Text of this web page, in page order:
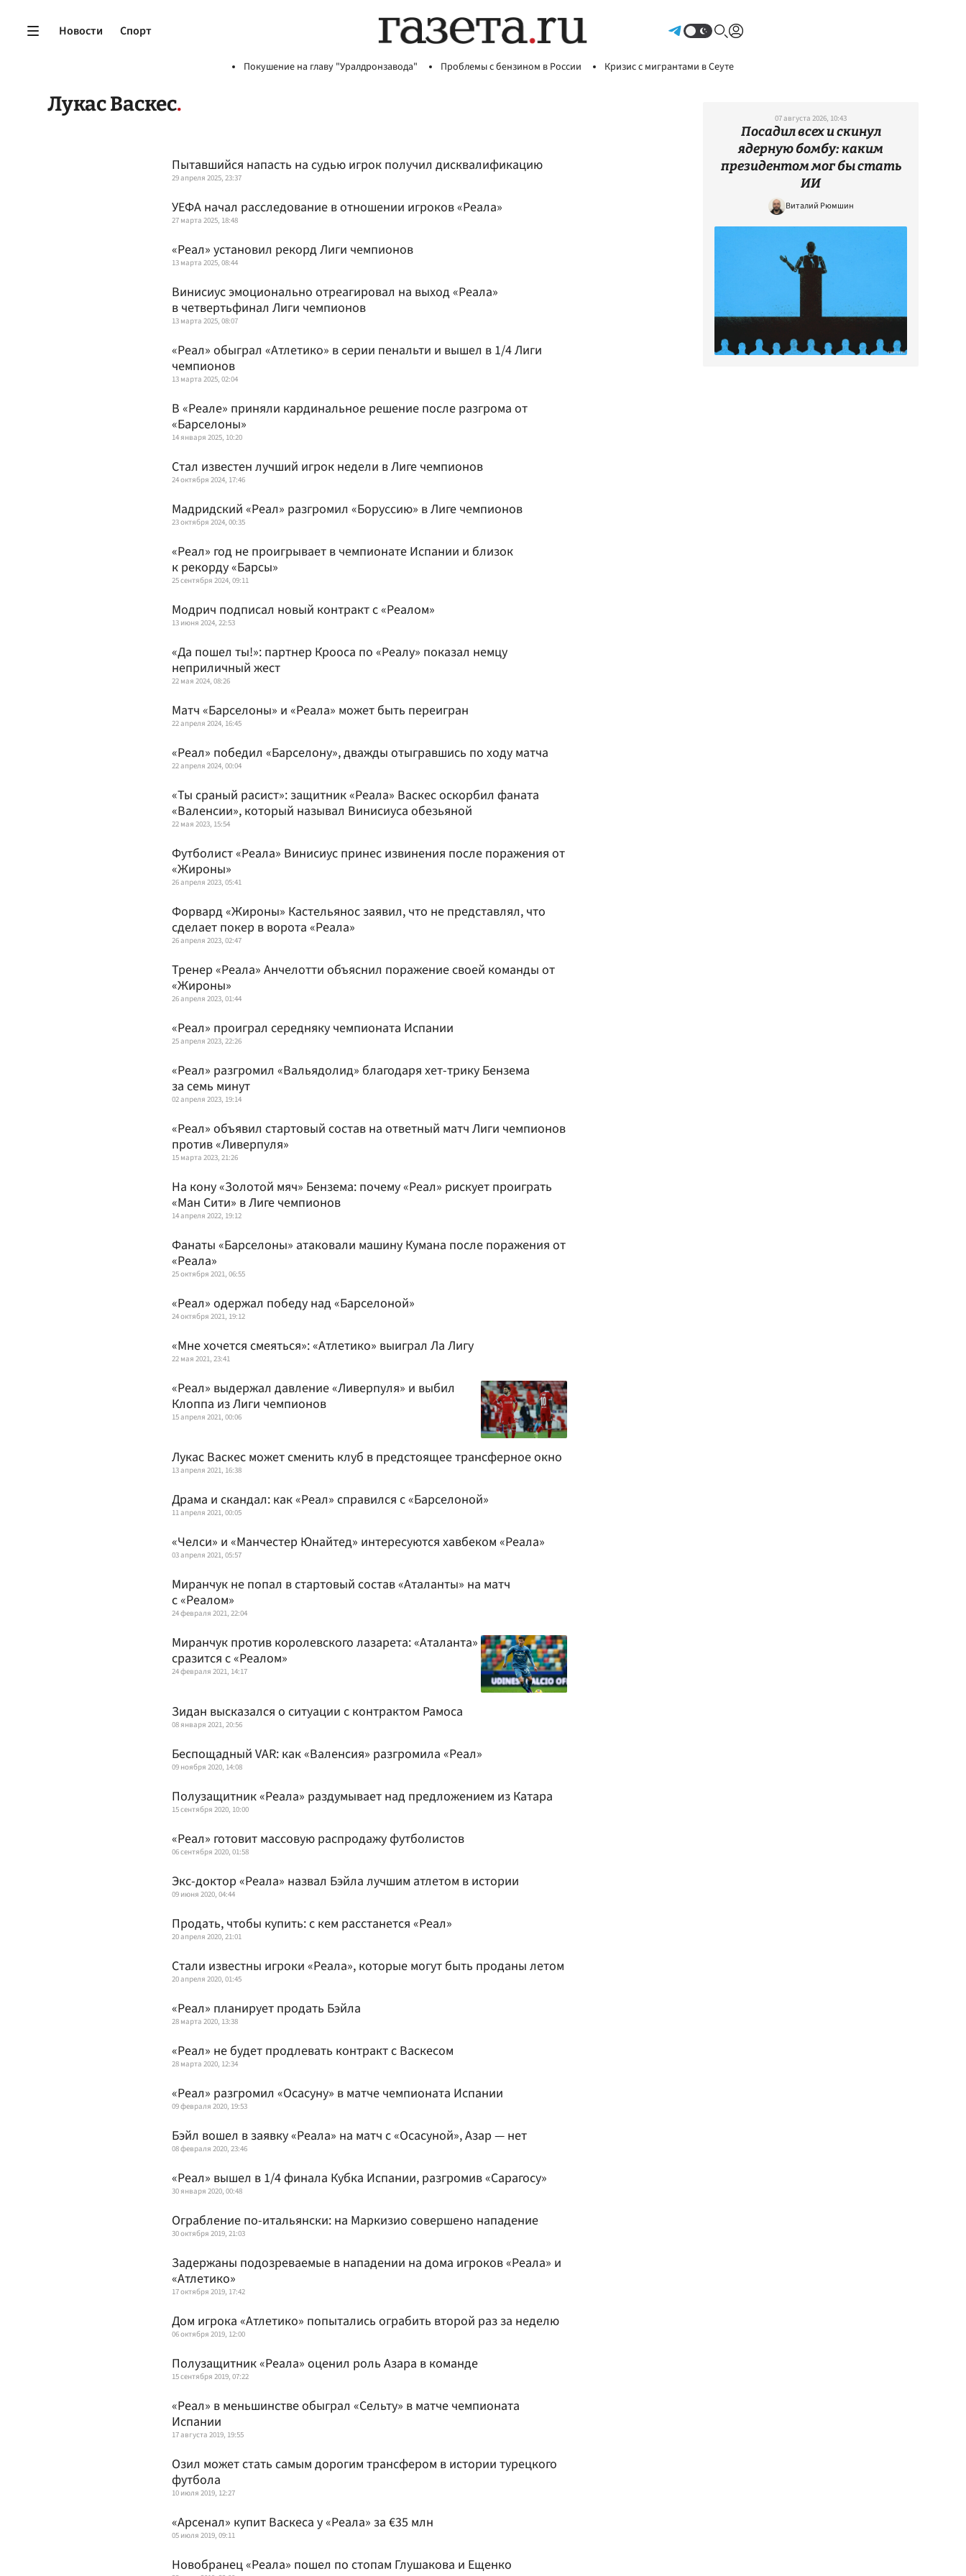
Новости Спорт
Покушение на главу "Уралдронзавода" Проблемы с бензином в России Кризис с мигрантами в Сеуте
Лукас Васкес
Пытавшийся напасть на судью игрок получил дисквалификацию
29 апреля 2025, 23:37
УЕФА начал расследование в отношении игроков «Реала»
27 марта 2025, 18:48
«Реал» установил рекорд Лиги чемпионов
13 марта 2025, 08:44
Винисиус эмоционально отреагировал на выход «Реала»
в четвертьфинал Лиги чемпионов
13 марта 2025, 08:07
«Реал» обыграл «Атлетико» в серии пенальти и вышел в 1/4 Лиги
чемпионов
13 марта 2025, 02:04
В «Реале» приняли кардинальное решение после разгрома от
«Барселоны»
14 января 2025, 10:20
Стал известен лучший игрок недели в Лиге чемпионов
24 октября 2024, 17:46
Мадридский «Реал» разгромил «Боруссию» в Лиге чемпионов
23 октября 2024, 00:35
«Реал» год не проигрывает в чемпионате Испании и близок
к рекорду «Барсы»
25 сентября 2024, 09:11
Модрич подписал новый контракт с «Реалом»
13 июня 2024, 22:53
«Да пошел ты!»: партнер Крооса по «Реалу» показал немцу
неприличный жест
22 мая 2024, 08:26
Матч «Барселоны» и «Реала» может быть переигран
22 апреля 2024, 16:45
«Реал» победил «Барселону», дважды отыгравшись по ходу матча
22 апреля 2024, 00:04
«Ты сраный расист»: защитник «Реала» Васкес оскорбил фаната
«Валенсии», который называл Винисиуса обезьяной
22 мая 2023, 15:54
Футболист «Реала» Винисиус принес извинения после поражения от
«Жироны»
26 апреля 2023, 05:41
Форвард «Жироны» Кастельянос заявил, что не представлял, что
сделает покер в ворота «Реала»
26 апреля 2023, 02:47
Тренер «Реала» Анчелотти объяснил поражение своей команды от
«Жироны»
26 апреля 2023, 01:44
«Реал» проиграл середняку чемпионата Испании
25 апреля 2023, 22:26
«Реал» разгромил «Вальядолид» благодаря хет-трику Бензема
за семь минут
02 апреля 2023, 19:14
«Реал» объявил стартовый состав на ответный матч Лиги чемпионов
против «Ливерпуля»
15 марта 2023, 21:26
На кону «Золотой мяч» Бензема: почему «Реал» рискует проиграть
«Ман Сити» в Лиге чемпионов
14 апреля 2022, 19:12
Фанаты «Барселоны» атаковали машину Кумана после поражения от
«Реала»
25 октября 2021, 06:55
«Реал» одержал победу над «Барселоной»
24 октября 2021, 19:12
«Мне хочется смеяться»: «Атлетико» выиграл Ла Лигу
22 мая 2021, 23:41
«Реал» выдержал давление «Ливерпуля» и выбил
Клоппа из Лиги чемпионов
15 апреля 2021, 00:06
Лукас Васкес может сменить клуб в предстоящее трансферное окно
13 апреля 2021, 16:38
Драма и скандал: как «Реал» справился с «Барселоной»
11 апреля 2021, 00:05
«Челси» и «Манчестер Юнайтед» интересуются хавбеком «Реала»
03 апреля 2021, 05:57
Миранчук не попал в стартовый состав «Аталанты» на матч
с «Реалом»
24 февраля 2021, 22:04
Миранчук против королевского лазарета: «Аталанта»
сразится с «Реалом»
24 февраля 2021, 14:17
Зидан высказался о ситуации с контрактом Рамоса
08 января 2021, 20:56
Беспощадный VAR: как «Валенсия» разгромила «Реал»
09 ноября 2020, 14:08
Полузащитник «Реала» раздумывает над предложением из Катара
15 сентября 2020, 10:00
«Реал» готовит массовую распродажу футболистов
06 сентября 2020, 01:58
Экс-доктор «Реала» назвал Бэйла лучшим атлетом в истории
09 июня 2020, 04:44
Продать, чтобы купить: с кем расстанется «Реал»
20 апреля 2020, 21:01
Стали известны игроки «Реала», которые могут быть проданы летом
20 апреля 2020, 01:45
«Реал» планирует продать Бэйла
28 марта 2020, 13:38
«Реал» не будет продлевать контракт с Васкесом
28 марта 2020, 12:34
«Реал» разгромил «Осасуну» в матче чемпионата Испании
09 февраля 2020, 19:53
Бэйл вошел в заявку «Реала» на матч с «Осасуной», Азар — нет
08 февраля 2020, 23:46
«Реал» вышел в 1/4 финала Кубка Испании, разгромив «Сарагосу»
30 января 2020, 00:48
Ограбление по-итальянски: на Маркизио совершено нападение
30 октября 2019, 21:03
Задержаны подозреваемые в нападении на дома игроков «Реала» и
«Атлетико»
17 октября 2019, 17:42
Дом игрока «Атлетико» попытались ограбить второй раз за неделю
06 октября 2019, 12:00
Полузащитник «Реала» оценил роль Азара в команде
15 сентября 2019, 07:22
«Реал» в меньшинстве обыграл «Сельту» в матче чемпионата
Испании
17 августа 2019, 19:55
Озил может стать самым дорогим трансфером в истории турецкого
футбола
10 июля 2019, 12:27
«Арсенал» купит Васкеса у «Реала» за €35 млн
05 июля 2019, 09:11
Новобранец «Реала» пошел по стопам Глушакова и Ещенко
07 августа 2026, 10:43
Посадил всех и скинул
ядерную бомбу: каким
президентом мог бы стать
ИИ
Виталий Рюмшин